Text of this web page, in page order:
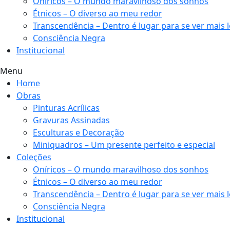
Étnicos – O diverso ao meu redor
Transcendência – Dentro é lugar para se ver mais
Consciência Negra
Institucional
Menu
Home
Obras
Pinturas Acrílicas
Gravuras Assinadas
Esculturas e Decoração
Miniquadros – Um presente perfeito e especial
Coleções
Oníricos – O mundo maravilhoso dos sonhos
Étnicos – O diverso ao meu redor
Transcendência – Dentro é lugar para se ver mais
Consciência Negra
Institucional